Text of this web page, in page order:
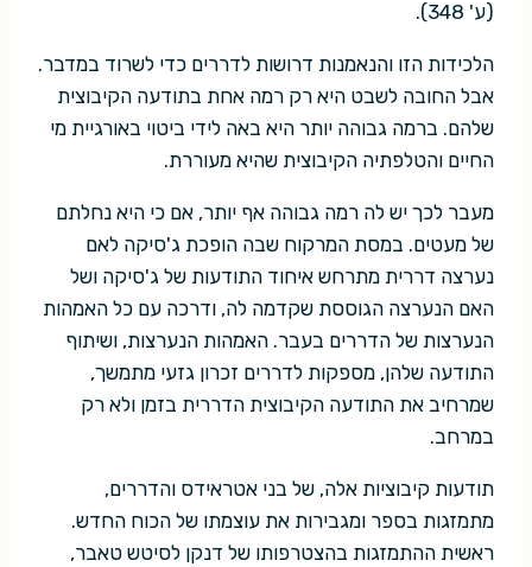
(ע' 348).
הלכידות הזו והנאמנות דרושות לדררים כדי לשרוד במדבר.
אבל החובה לשבט היא רק רמה אחת בתודעה הקיבוצית
שלהם. ברמה גבוהה יותר היא באה לידי ביטוי באורגיית מי
החיים והטלפתיה הקיבוצית שהיא מעוררת.
מעבר לכך יש לה רמה גבוהה אף יותר, אם כי היא נחלתם
של מעטים. במסת המרקוח שבה הופכת ג'סיקה לאם
נערצה דררית מתרחש איחוד התודעות של ג'סיקה ושל
האם הנערצה הגוססת שקדמה לה, ודרכה עם כל האמהות
הנערצות של הדררים בעבר. האמהות הנערצות, ושיתוף
התודעה שלהן, מספקות לדררים זכרון גזעי מתמשך,
שמרחיב את התודעה הקיבוצית הדררית בזמן ולא רק
במרחב.
תודעות קיבוציות אלה, של בני אטראידס והדררים,
מתמזגות בספר ומגבירות את עוצמתו של הכוח החדש.
ראשית ההתמזגות בהצטרפותו של דנקן לסיטש טאבר,